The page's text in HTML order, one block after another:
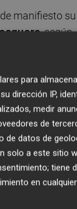
manifiesto su
, según
en
euros, y con la
inversión de
por
podrá
para
dirección IP,
medir
de
de datos de
solo a este sitio
tiene
en